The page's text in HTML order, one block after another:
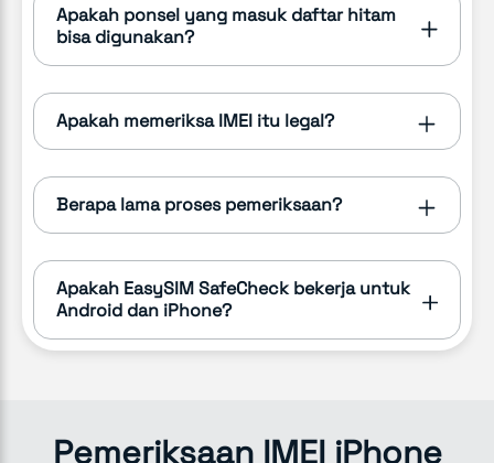
Apakah ponsel yang masuk daftar hitam
bisa digunakan?
Apakah memeriksa IMEI itu legal?
Berapa lama proses pemeriksaan?
Apakah EasySIM SafeCheck bekerja untuk
Android dan iPhone?
Pemeriksaan IMEI iPhone